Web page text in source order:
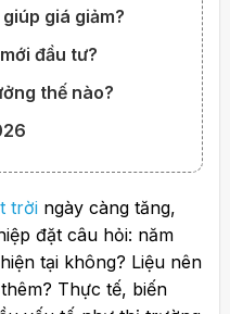
giá giảm?
đầu tư?
thế nào?
trờingày càng tăng,
đặt câu hỏi: năm
tại không? Liệu nên
Thực tế, biến